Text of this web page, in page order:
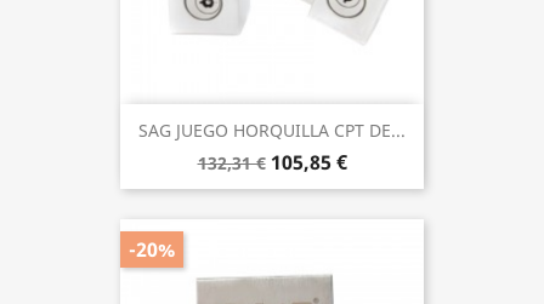
SAG JUEGO HORQUILLA CPT DE...
132,31 € 105,85 €
-20%